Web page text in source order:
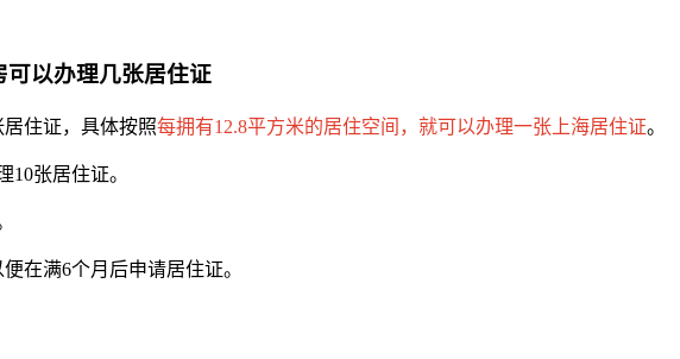
以办理几张居住证
住证，具体按照每拥有12.8平方米的居住空间，就可以办理一张上海居住证。
张居住证。
在满6个月后申请居住证。